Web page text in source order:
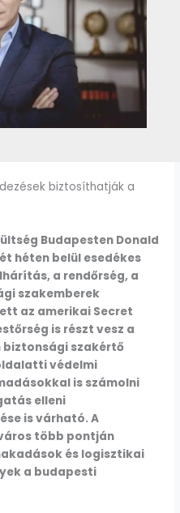
biztosíthatják a
Budapesten Donald
héten belül esedékes
a rendőrség, a
szakemberek
az amerikai Secret
is részt vesz a
biztonsági szakértő
védelmi
is számolni
elleni
is várható. A
több pontján
és logisztikai
a budapesti